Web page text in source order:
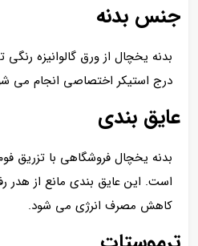
جنس بدنه
بدنه یخچال از ورق گالوانیزه
درج استیکر اختصاصی انجام می
عایق بندی
بدنه یخچال فروشگاهی با تزریق
است. این عایق بندی مانع از هدر
کاهش مصرف انرژی می شود.